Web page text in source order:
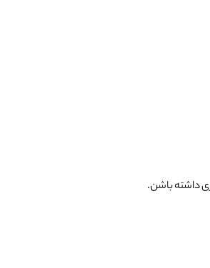
داشته باشن.